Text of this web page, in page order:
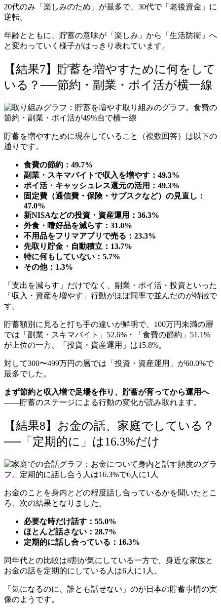
20代のみ「楽しみのため」が最多で、30代で「老後資金」に
逆転。
年齢とともに、貯蓄の意味が「楽しみ」から「生活防衛」へ
と変わっていく様子がはっきり表れています。
【結果7】貯蓄を増やすために何をして
いる？──節約・副業・ポイ活が横一線
貯蓄を増やすために現在していること（複数回答）は以下の
通りです。
食費の節約：49.7%
副業・スキマバイトで収入を増やす：49.3%
ポイ活・キャッシュレス還元の活用：49.3%
固定費（通信費・保険・サブスクなど）の見直し：
47.0%
新NISAなどの投資・資産運用：36.3%
外食・嗜好品を減らす：31.0%
不用品をフリマアプリで売る：23.3%
先取り貯金・自動積立：13.7%
特に何もしていない：5.7%
その他：1.3%
「支出を減らす」だけでなく、副業・ポイ活・投資といった
「収入・資産を増やす」行動がほぼ同率で並んだのが特徴で
す。
貯蓄額別に見ると打ち手の違いが鮮明で、100万円未満の層
では「副業・スキマバイト」52.6%・「食費の節約」51.1%
が上位の一方、「投資・資産運用」は15.8%。
対して300〜499万円の層では「投資・資産運用」が60.0%で
最多でした。
まず節約と収入増で足場を作り、貯蓄が育ってから運用へ
——貯蓄のステージによる行動の変化が読み取れます。
【結果8】お金の話、家庭でしている？
──「定期的に」は16.3%だけ
お金のことを身内とどの程度話し合っているかを聞いたとこ
ろ、次の結果となりました。
必要な時だけ話す：55.0%
ほとんど話さない：28.7%
定期的に話し合っている：16.3%
同年代との比較は8割が気にしている一方で、身近な家族と
お金の話を定期的にしている人は6人に1人。
「気になるのに、誰とも話せない」のが日本の貯蓄事情の実
像のようです。